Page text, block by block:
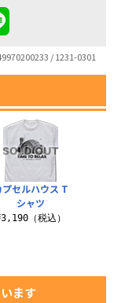
/ 1231-0301
プセルハウス T
シャツ
（税込）
ます